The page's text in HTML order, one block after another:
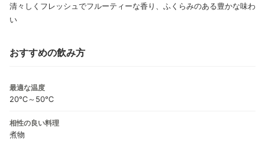
清々しくフレッシュでフルーティーな香り、ふくらみのある豊かな味わ
い
おすすめの飲み方
最適な温度
20℃～50℃
相性の良い料理
煮物